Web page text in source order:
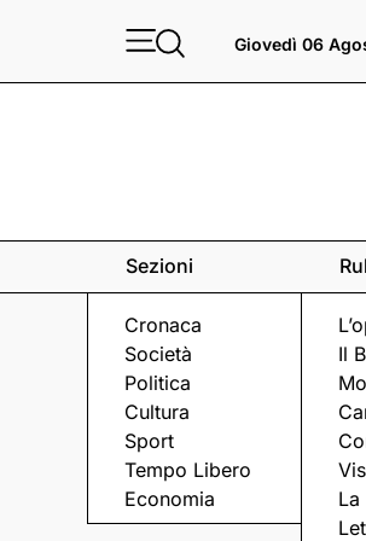
Giovedì 06
Sezioni
Cronaca
Società
Politica
Cultura
Sport
Tempo Libero
Economia
Il
MOBILITÀ